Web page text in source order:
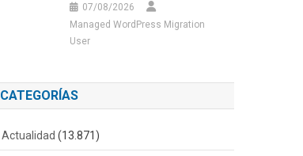
07/08/2026
Managed WordPress Migration
User
CATEGORÍAS
Actualidad (13.871)